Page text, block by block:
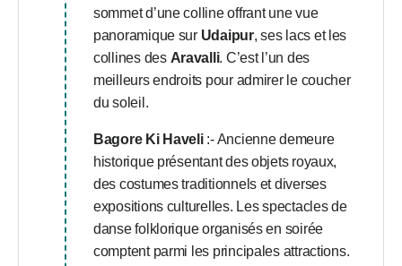
sommet d’une colline offrant une vue
panoramique sur Udaipur, ses lacs et les
collines des Aravalli. C’est l’un des
meilleurs endroits pour admirer le coucher
du soleil.
Bagore Ki Haveli:- Ancienne demeure
historique présentant des objets royaux,
des costumes traditionnels et diverses
expositions culturelles. Les spectacles de
danse folklorique organisés en soirée
comptent parmi les principales attractions.